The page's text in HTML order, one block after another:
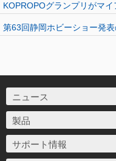
KOPROPOグランプリがマイ
第63回静岡ホビーショー発
ニュース
製品
サポート情報